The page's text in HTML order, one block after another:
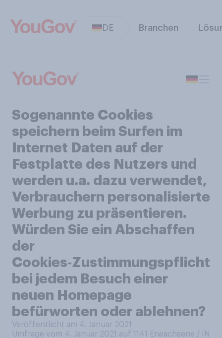
DE Branchen
Sogenannte Cookies
speichern beim Surfen im
Internet Daten auf der
Festplatte des Nutzers und
werden u.a. dazu verwendet,
Verbrauchern personalisierte
Werbung zu präsentieren.
Würden Sie ein Abschaffen
der
Cookies‑Zustimmungspflicht
bei jedem Besuch einer
neuen Homepage
befürworten oder ablehnen?
Veröffentlicht am 4. Januar 2021
Umfrage vom 4. Januar 2021 auf 1141
Erwachsene / IN